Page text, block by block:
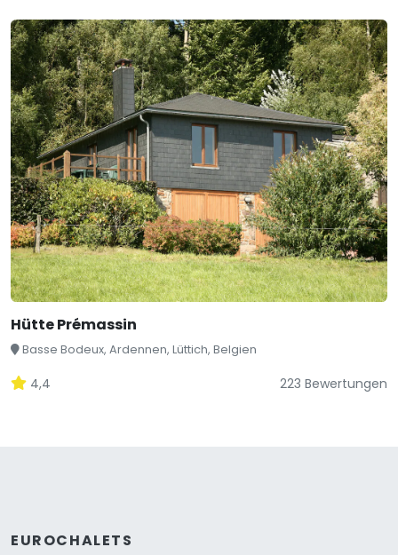
Hütte Prémassin
Basse Bodeux, Ardennen, Lüttich, Belgien
4,4 223 Bewertungen
EUROCHALETS